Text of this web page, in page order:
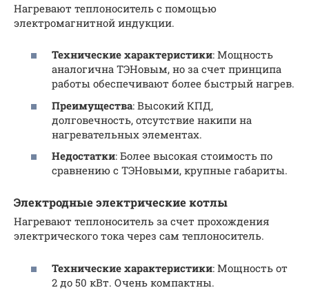
Нагревают теплоноситель с помощью
электромагнитной индукции.
Технические характеристики: Мощность
аналогична ТЭНовым, но за счет принципа
работы обеспечивают более быстрый нагрев.
Преимущества: Высокий КПД,
долговечность, отсутствие накипи на
нагревательных элементах.
Недостатки: Более высокая стоимость по
сравнению с ТЭНовыми, крупные габариты.
Электродные электрические котлы
Нагревают теплоноситель за счет прохождения
электрического тока через сам теплоноситель.
Технические характеристики: Мощность от
2 до 50 кВт. Очень компактны.